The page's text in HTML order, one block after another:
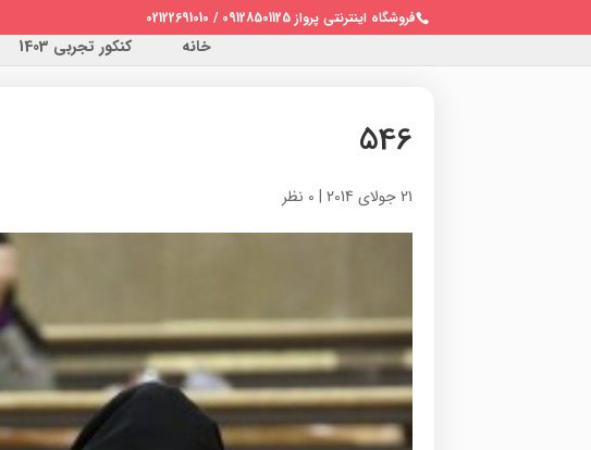
فروشگاه اینترنتی پرواز 09128501125 / 02122691010
خانه کنکور تجربی 1403
546
21 جولای 2014 | 0 نظر